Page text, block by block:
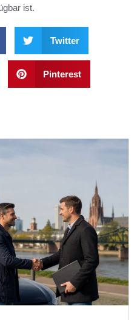
ist.
Twitter
Pinterest